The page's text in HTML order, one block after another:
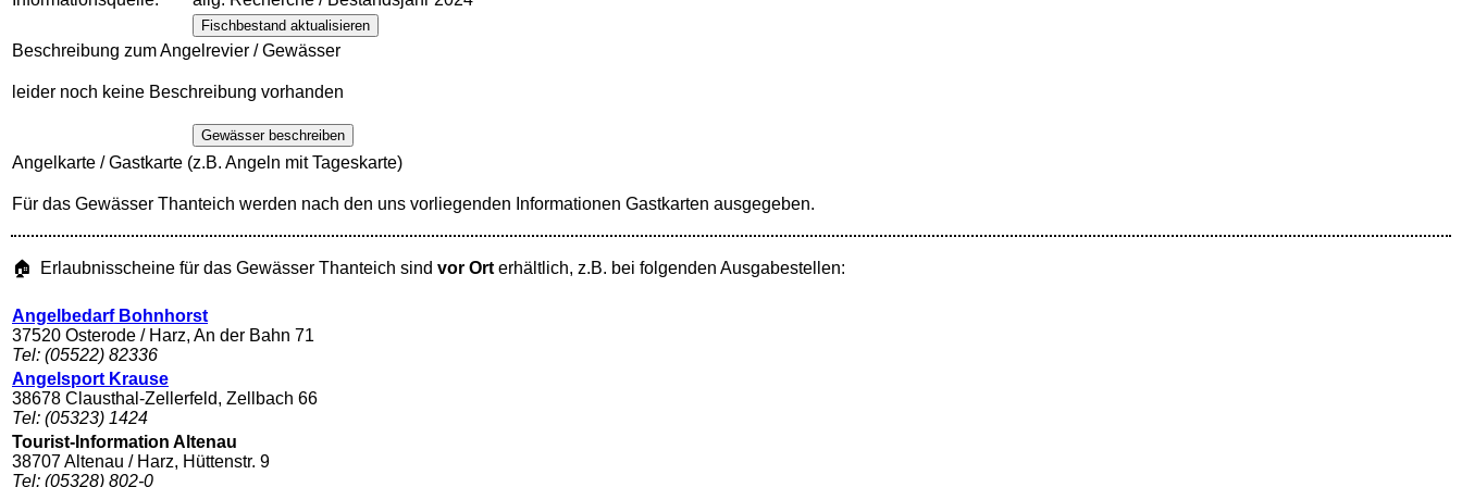
Fischbestand aktualisieren
Beschreibung zum Angelrevier / Gewässer
leider noch keine Beschreibung vorhanden
Gewässer beschreiben
Angelkarte / Gastkarte (z.B. Angeln mit Tageskarte)
Für das Gewässer Thanteich werden nach den uns vorliegenden Informationen Gastkarten ausgegeben.
🏠 Erlaubnisscheine für das Gewässer Thanteich sind vor Ort erhältlich, z.B. bei folgenden Ausgabestellen:
Angelbedarf Bohnhorst
37520 Osterode / Harz, An der Bahn 71
Tel: (05522) 82336
Angelsport Krause
38678 Clausthal-Zellerfeld, Zellbach 66
Tel: (05323) 1424
Tourist-Information Altenau
38707 Altenau / Harz, Hüttenstr. 9
Tel: (05328) 802-0